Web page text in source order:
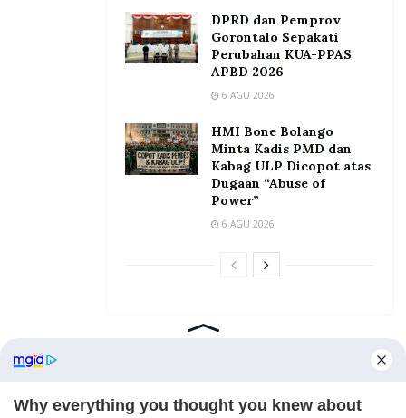
DPRD dan Pemprov
Gorontalo Sepakati
Perubahan KUA-PPAS
APBD 2026
6 AGU 2026
HMI Bone Bolango
Minta Kadis PMD dan
Kabag ULP Dicopot atas
Dugaan “Abuse of
Power”
6 AGU 2026
Home Tentang Kontak Redaksi Pedoman Media Siber